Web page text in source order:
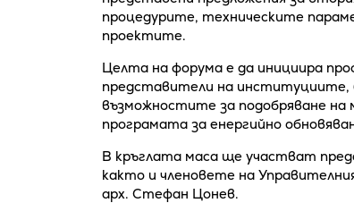
процедурите, техническите
проектите.
Целта на форума е да инициира
представители на институциите,
възможностите за подобряване
програмата за енергийно
В кръглата маса ще участват
както и членовете на
арх. Стефан Цонев.